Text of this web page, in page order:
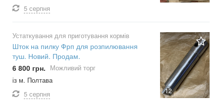
5 серпня
12
Устаткування для приготування кормів
Шток на пилку Фрп для розпилювання
туш. Новий. Продам.
6 800 грн. Можливий торг
із м. Полтава
5 серпня